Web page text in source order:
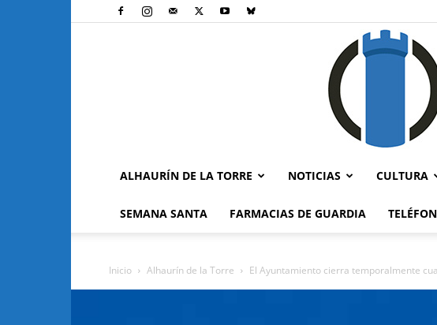
ALHAURÍN DE LA TORRE NOTICIAS CULTURA
SEMANA SANTA FARMACIAS DE GUARDIA
Inicio Alhaurín de la Torre El Ayuntamiento cierra temporalmente